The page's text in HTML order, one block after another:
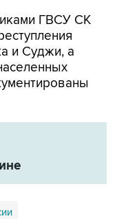
ГВСУ СК
и Суджи, а